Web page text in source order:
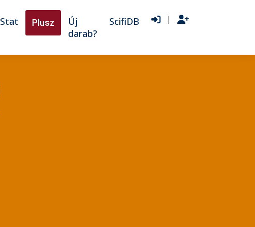
Stat Plusz
Új
darab?
ScifiDB |